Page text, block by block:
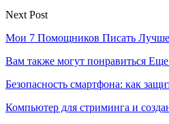
Next Post
Мои 7 Помощников Писать Лучше
Вам также могут понравиться Еще
Безопасность смартфона: как
Компьютер для стриминга и